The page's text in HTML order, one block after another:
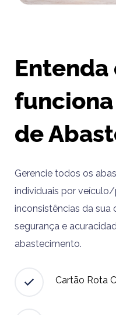
Entenda
funciona
de
Gerencie todos os
individuais por
inconsistências da sua
segurança e
abastecimento.
Cartão Rota